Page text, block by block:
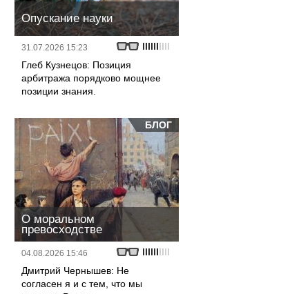
Опускание науки
31.07.2026 15:23
Глеб Кузнецов: Позиция
арбитража порядково мощнее
позиции знания.
БЛОГ
О моральном
превосходстве
04.08.2026 15:46
Дмитрий Чернышев: Не
согласен я и с тем, что мы